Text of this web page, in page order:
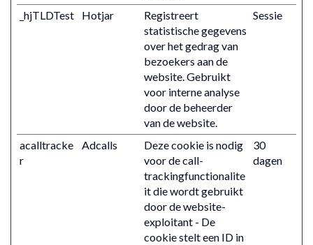
_hjTLDTest Hotjar
Registreert
statistische gegevens
over het gedrag van
bezoekers aan de
website. Gebruikt
voor interne analyse
door de beheerder
van de website.
Sessie
acalltracke
r
Adcalls
Deze cookie is nodig
voor de call-
trackingfunctionalite
it die wordt gebruikt
door de website-
exploitant - De
cookie stelt een ID in
30
dagen